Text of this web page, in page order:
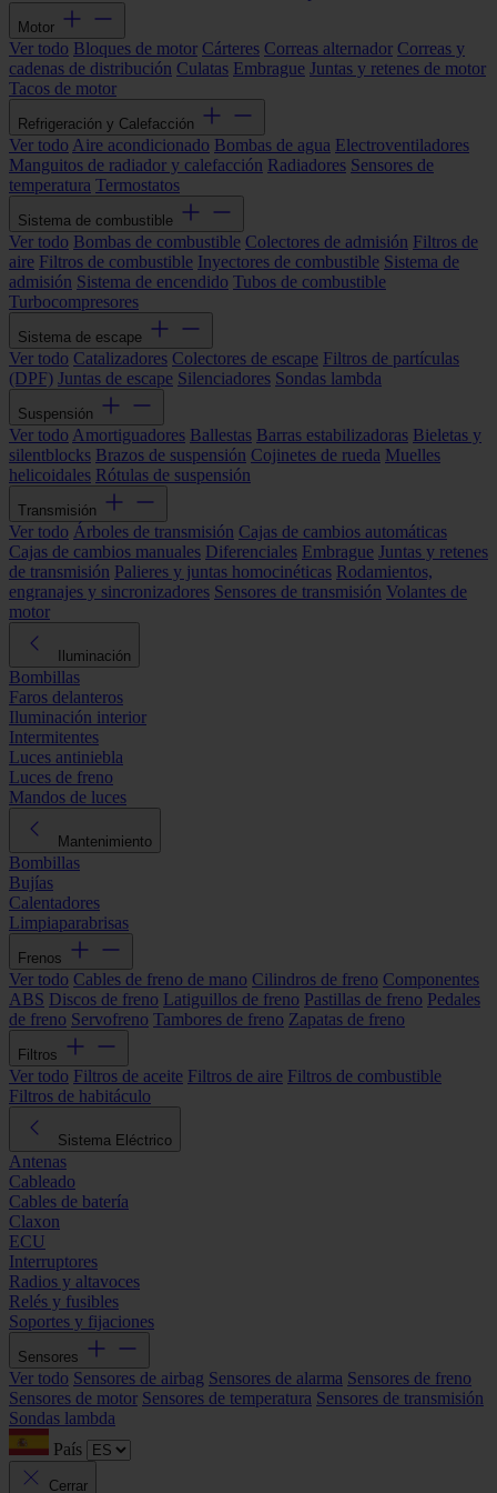
Motor
Ver todo Bloques de motor Cárteres Correas alternador Correas y
cadenas de distribución Culatas Embrague Juntas y retenes de motor
Tacos de motor
Refrigeración y Calefacción
Ver todo Aire acondicionado Bombas de agua Electroventiladores
Manguitos de radiador y calefacción Radiadores Sensores de
temperatura Termostatos
Sistema de combustible
Ver todo Bombas de combustible Colectores de admisión Filtros de
aire Filtros de combustible Inyectores de combustible Sistema de
admisión Sistema de encendido Tubos de combustible
Turbocompresores
Sistema de escape
Ver todo Catalizadores Colectores de escape Filtros de partículas
(DPF) Juntas de escape Silenciadores Sondas lambda
Suspensión
Ver todo Amortiguadores Ballestas Barras estabilizadoras Bieletas y
silentblocks Brazos de suspensión Cojinetes de rueda Muelles
helicoidales Rótulas de suspensión
Transmisión
Ver todo Árboles de transmisión Cajas de cambios automáticas
Cajas de cambios manuales Diferenciales Embrague Juntas y retenes
de transmisión Palieres y juntas homocinéticas Rodamientos,
engranajes y sincronizadores Sensores de transmisión Volantes de
motor
Iluminación
Bombillas
Faros delanteros
Iluminación interior
Intermitentes
Luces antiniebla
Luces de freno
Mandos de luces
Mantenimiento
Bombillas
Bujías
Calentadores
Limpiaparabrisas
Frenos
Ver todo Cables de freno de mano Cilindros de freno Componentes
ABS Discos de freno Latiguillos de freno Pastillas de freno Pedales
de freno Servofreno Tambores de freno Zapatas de freno
Filtros
Ver todo Filtros de aceite Filtros de aire Filtros de combustible
Filtros de habitáculo
Sistema Eléctrico
Antenas
Cableado
Cables de batería
Claxon
ECU
Interruptores
Radios y altavoces
Relés y fusibles
Soportes y fijaciones
Sensores
Ver todo Sensores de airbag Sensores de alarma Sensores de freno
Sensores de motor Sensores de temperatura Sensores de transmisión
Sondas lambda
País
Cerrar